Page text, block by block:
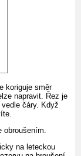
koriguje směr
napravit. Řez je
čáry. Když
obroušením.
na leteckou